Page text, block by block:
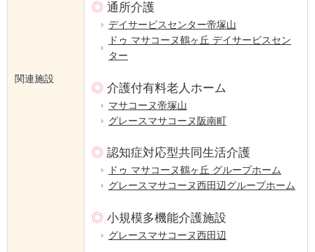
関連施設
◎ 通所介護
デイサービスセンター帝塚山
ドゥ マサコーヌ鶴ヶ丘 デイサービスセン
ター
◎ 介護付有料老人ホーム
マサコーヌ帝塚山
グレースマサコーヌ阪南町
◎ 認知症対応型共同生活介護
ドゥ マサコーヌ鶴ヶ丘 グループホーム
グレースマサコーヌ西田辺グループホーム
◎ 小規模多機能介護施設
グレースマサコーヌ西田辺